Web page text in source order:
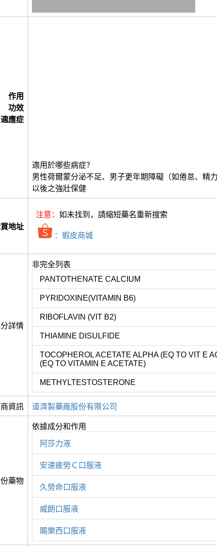
作用
功效
適應症
適用於哪些病症？
男性荷爾蒙分泌不足、男子更年期障礙（如倦怠、精
以後之強壯保健
地址
注意： 如未找到，請縮短藥名重新搜索
：蝦皮商城
詳情
非完全列表
PANTOTHENATE CALCIUM
PYRIDOXINE(VITAMIN B6)
RIBOFLAVIN (VIT B2)
THIAMINE DISULFIDE
TOCOPHEROL ACETATE ALPHA (EQ TO VIT E
(EQ TO VITAMIN E ACETATE)
METHYLTESTOSTERONE
資訊 道濟製藥廠股份有限公司
藥物
依據成分和作用
阿莎力液
安速疲勞Ｃ口服液
久勞命口服液
威朗口服液
賜樂西口服液